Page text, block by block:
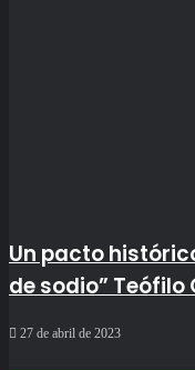
Un pacto
de sodio” Teófilo
27 de abril de 2023